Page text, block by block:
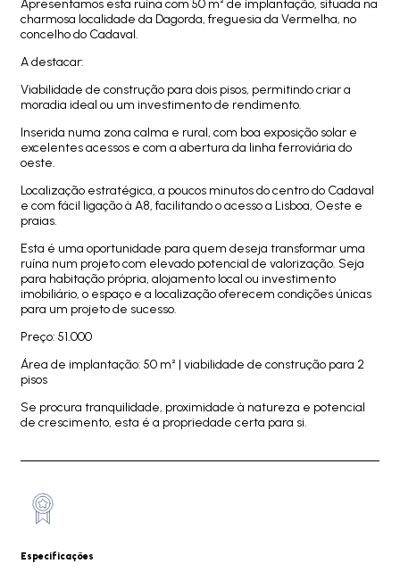
Apresentamos esta ruína com 50 m² de implantação, situada na
charmosa localidade da Dagorda, freguesia da Vermelha, no
concelho do Cadaval.
A destacar:
Viabilidade de construção para dois pisos, permitindo criar a
moradia ideal ou um investimento de rendimento.
Inserida numa zona calma e rural, com boa exposição solar e
excelentes acessos e com a abertura da linha ferroviária do
oeste.
Localização estratégica, a poucos minutos do centro do Cadaval
e com fácil ligação à A8, facilitando o acesso a Lisboa, Oeste e
praias.
Esta é uma oportunidade para quem deseja transformar uma
ruína num projeto com elevado potencial de valorização. Seja
para habitação própria, alojamento local ou investimento
imobiliário, o espaço e a localização oferecem condições únicas
para um projeto de sucesso.
Preço: 51.000
Área de implantação: 50 m² | viabilidade de construção para 2
pisos
Se procura tranquilidade, proximidade à natureza e potencial
de crescimento, esta é a propriedade certa para si.
Especificações